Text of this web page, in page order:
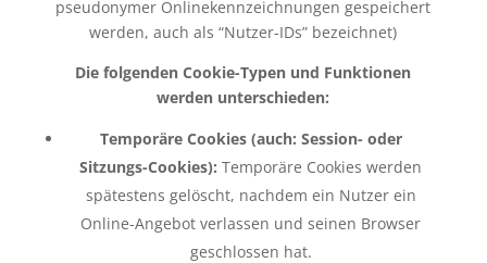
pseudonymer Onlinekennzeichnungen gespeichert
werden, auch als “Nutzer-IDs” bezeichnet)
Die folgenden Cookie-Typen und Funktionen
werden unterschieden:
Temporäre Cookies (auch: Session- oder
Sitzungs-Cookies): Temporäre Cookies werden
spätestens gelöscht, nachdem ein Nutzer ein
Online-Angebot verlassen und seinen Browser
geschlossen hat.